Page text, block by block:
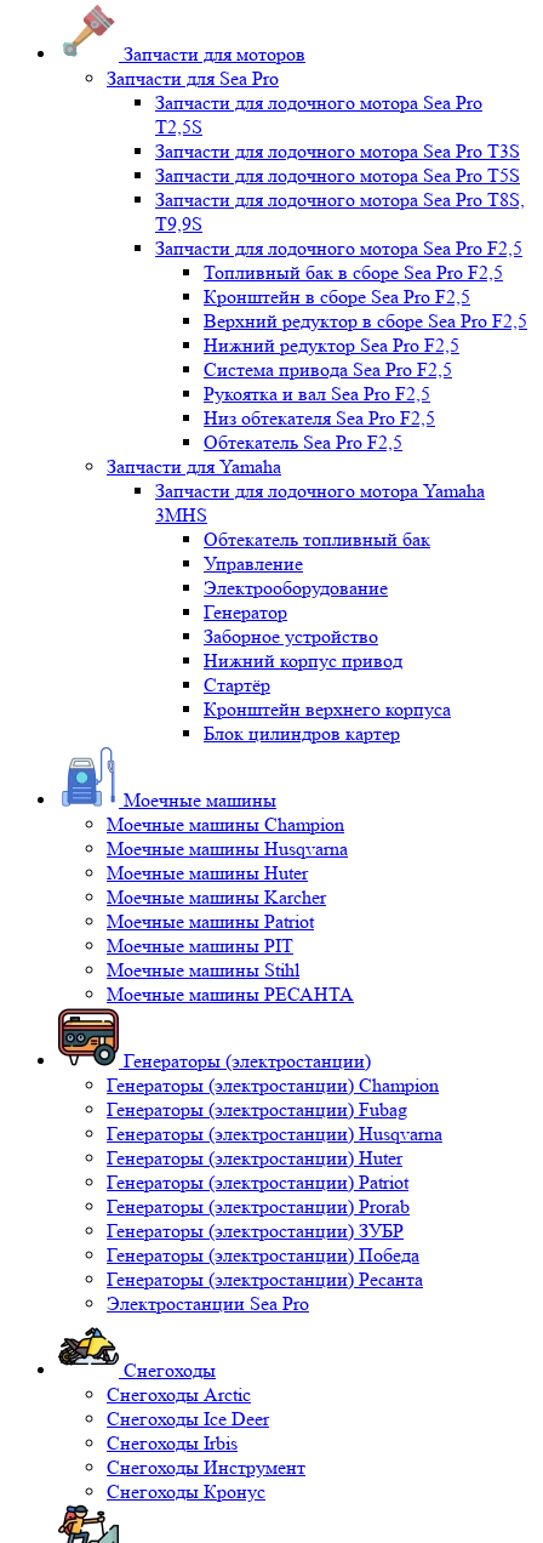
Запчасти для моторов
Запчасти для Sea Pro
Запчасти для лодочного мотора Sea Pro
Т2,5S
Запчасти для лодочного мотора Sea Pro Т3S
Запчасти для лодочного мотора Sea Pro Т5S
Запчасти для лодочного мотора Sea Pro Т8S,
T9,9S
Запчасти для лодочного мотора Sea Pro F2,5
Топливный бак в сборе Sea Pro F2,5
Кронштейн в сборе Sea Pro F2,5
Верхний редуктор в сборе Sea Pro F2,5
Нижний редуктор Sea Pro F2,5
Система привода Sea Pro F2,5
Рукоятка и вал Sea Pro F2,5
Низ обтекателя Sea Pro F2,5
Обтекатель Sea Pro F2,5
Запчасти для Yamaha
Запчасти для лодочного мотора Yamaha
3MHS
Обтекатель топливный бак
Управление
Электрооборудование
Генератор
Заборное устройство
Нижний корпус привод
Стартёр
Кронштейн верхнего корпуса
Блок цилиндров картер
Моечные машины
Моечные машины Champion
Моечные машины Husqvarna
Моечные машины Huter
Моечные машины Karcher
Моечные машины Patriot
Моечные машины PIT
Моечные машины Stihl
Моечные машины РЕСАНТА
Генераторы (электростанции)
Генераторы (электростанции) Champion
Генераторы (электростанции) Fubag
Генераторы (электростанции) Husqvarna
Генераторы (электростанции) Huter
Генераторы (электростанции) Patriot
Генераторы (электростанции) Prorab
Генераторы (электростанции) ЗУБР
Генераторы (электростанции) Победа
Генераторы (электростанции) Ресанта
Электростанции Sea Pro
Снегоходы
Снегоходы Arctic
Снегоходы Ice Deer
Снегоходы Irbis
Снегоходы Инструмент
Снегоходы Кронус